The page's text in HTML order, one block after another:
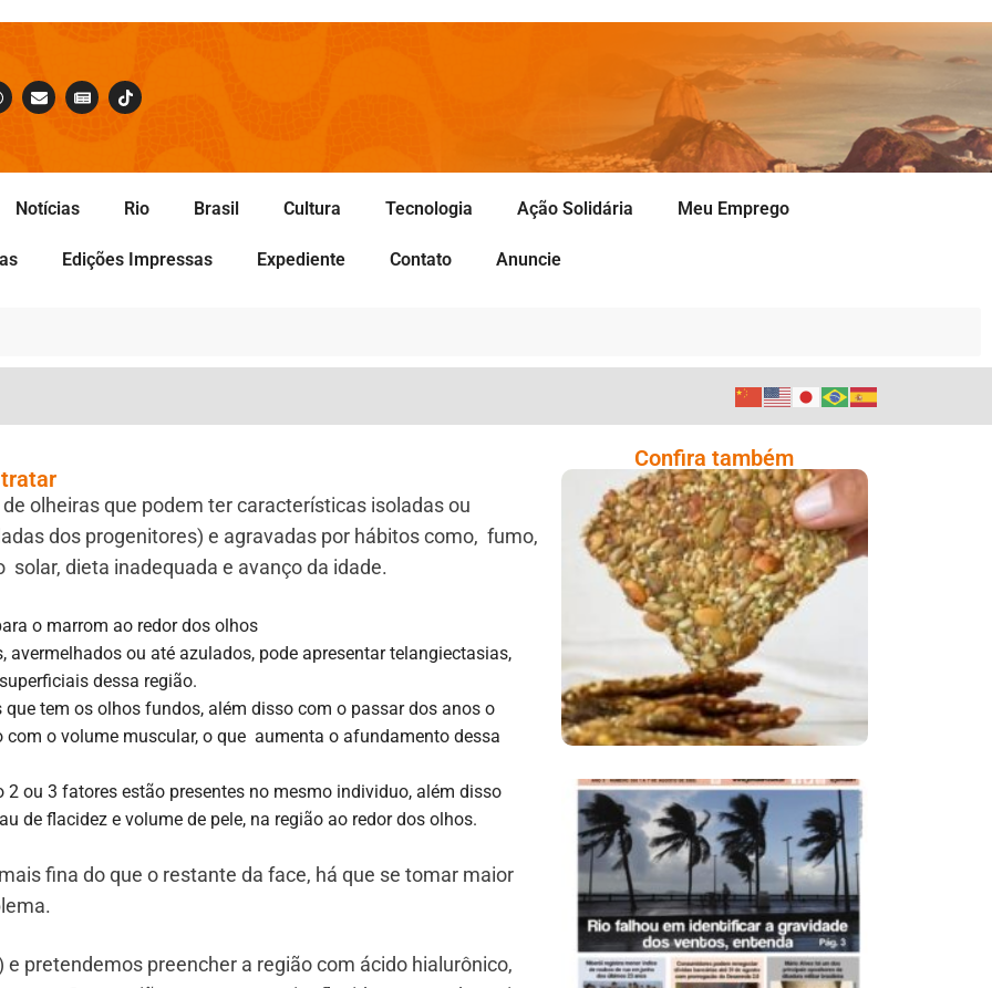
Notícias Rio Brasil Cultura Tecnologia Ação Solidária Meu Emprego
Edições Impressas Expediente Contato Anuncie
olheiras que podem ter características isoladas ou
dos progenitores) e agravadas por hábitos como, fumo,
dieta inadequada e avanço da idade.
o marrom ao redor dos olhos
avermelhados ou até azulados, pode apresentar telangiectasias,
dessa região.
tem os olhos fundos, além disso com o passar dos anos o
o volume muscular, o que aumenta o afundamento dessa
ou 3 fatores estão presentes no mesmo individuo, além disso
de flacidez e volume de pele, na região ao redor dos olhos.
fina do que o restante da face, há que se tomar maior
pretendemos preencher a região com ácido hialurônico,
Confira também
Comer Bem: Cracker
De Sementes
Ano X – Número 366
01 A 07 De Agosto De
2026